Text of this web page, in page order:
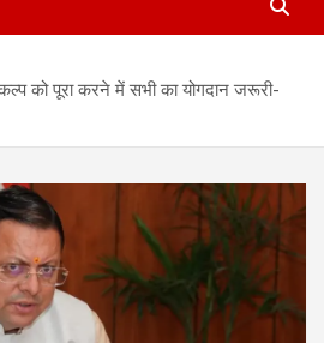
को पूरा करने में सभी का योगदान जरूरी-